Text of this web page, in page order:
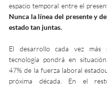
Nunca la línea del presente y
estado tan juntas.
El desarrollo cada vez más
tecnología pondrá en
47% de la fuerza laboral
próxima década. En el